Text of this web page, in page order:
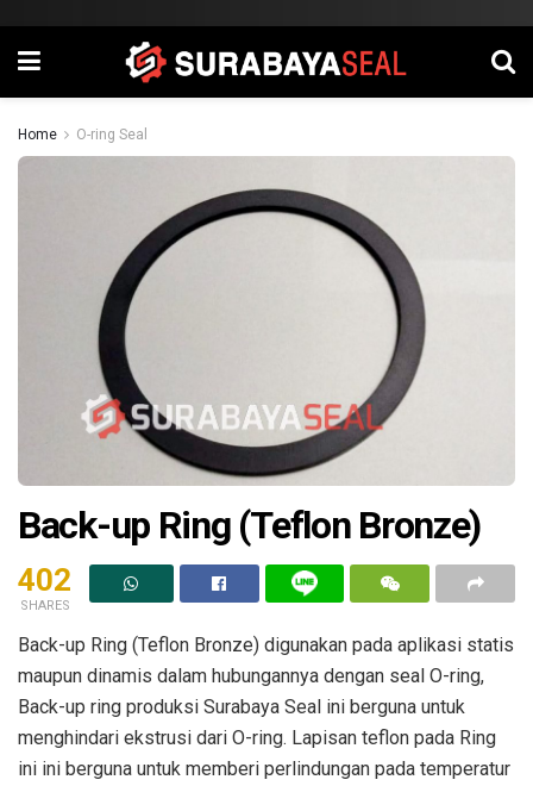
Home O-ring Seal
Back-up Ring (Teflon Bronze)
402
SHARES
Back-up Ring (Teflon Bronze) digunakan pada aplikasi statis
maupun dinamis dalam hubungannya dengan seal O-ring,
Back-up ring produksi Surabaya Seal ini berguna untuk
menghindari ekstrusi dari O-ring. Lapisan teflon pada Ring
ini ini berguna untuk memberi perlindungan pada temperatur